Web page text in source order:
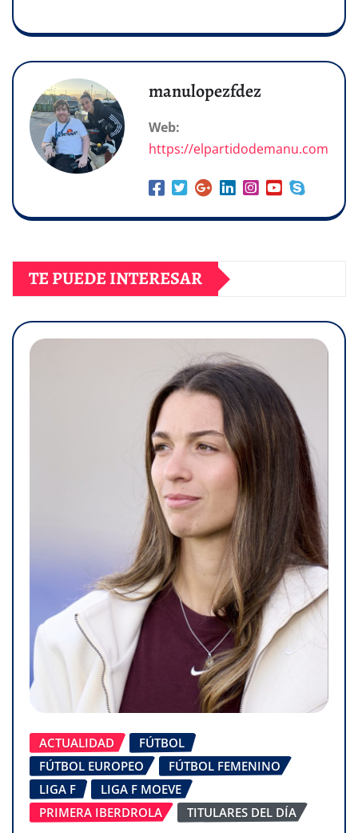
manulopezfdez
Web:
https://elpartidodemanu.com
TE PUEDE INTERESAR
ACTUALIDAD
FÚTBOL
FÚTBOL EUROPEO
FÚTBOL FEMENINO
LIGA F
LIGA F MOEVE
PRIMERA IBERDROLA
TITULARES DEL DÍA